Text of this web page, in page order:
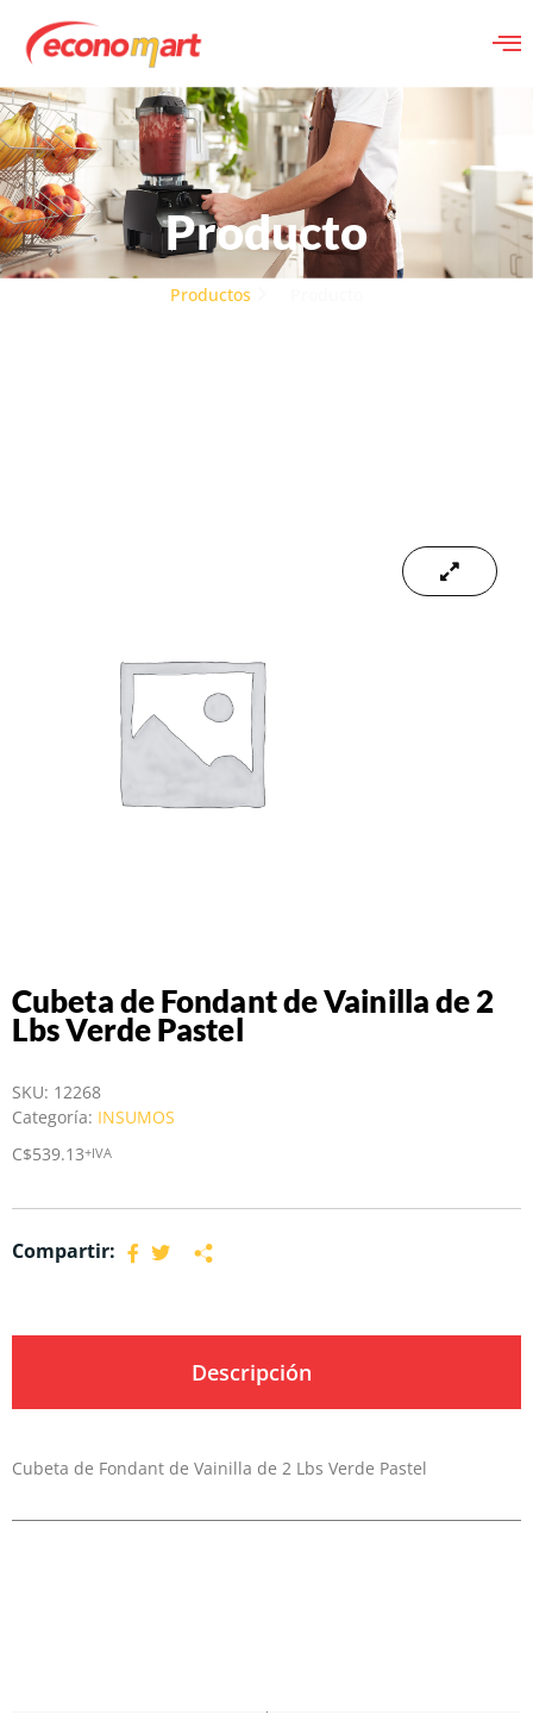
Producto
Productos
Cubeta de Fondant de Vainilla de 2
Lbs Verde Pastel
SKU: 12268
Categoría: INSUMOS
C$539.13+IVA
Compartir:
Descripción
Cubeta de Fondant de Vainilla de 2 Lbs Verde Pastel